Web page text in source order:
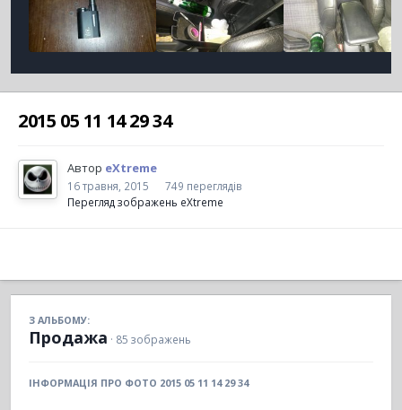
2015 05 11 14 29 34
Автор eXtreme
16 травня, 2015
749 переглядів
Перегляд зображень eXtreme
З АЛЬБОМУ:
Продажа · 85 зображень
ІНФОРМАЦІЯ ПРО ФОТО 2015 05 11 14 29 34